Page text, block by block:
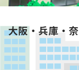
大阪・兵庫・